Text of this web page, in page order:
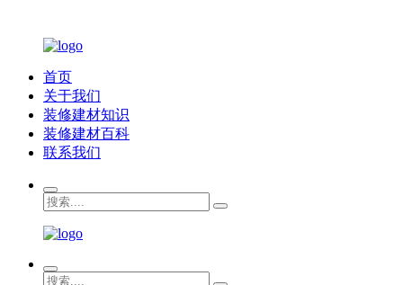
首页
关于我们
装修建材知识
装修建材百科
联系我们